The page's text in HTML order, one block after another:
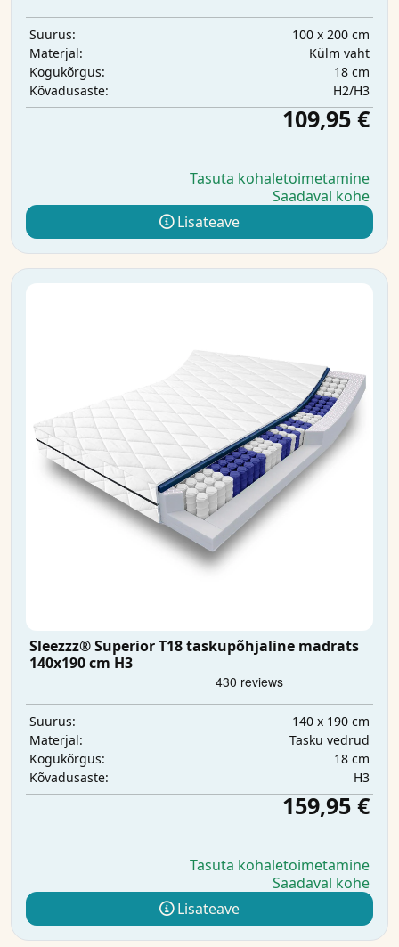
Suurus:
100 x 200 cm
Materjal:
Külm vaht
Kogukõrgus:
18 cm
Kõvadusaste:
H2/H3
109,95 €
Tasuta kohaletoimetamine
Saadaval kohe
Lisateave
Sleezzz® Superior T18 taskupõhjaline madrats
140x190 cm H3
Suurus:
140 x 190 cm
Materjal:
Tasku vedrud
Kogukõrgus:
18 cm
Kõvadusaste:
H3
159,95 €
Tasuta kohaletoimetamine
Saadaval kohe
Lisateave